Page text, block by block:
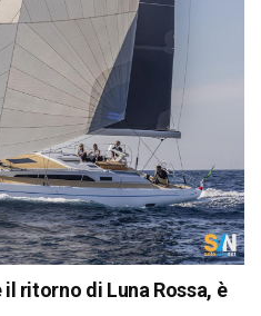
ritorno di Luna Rossa, è